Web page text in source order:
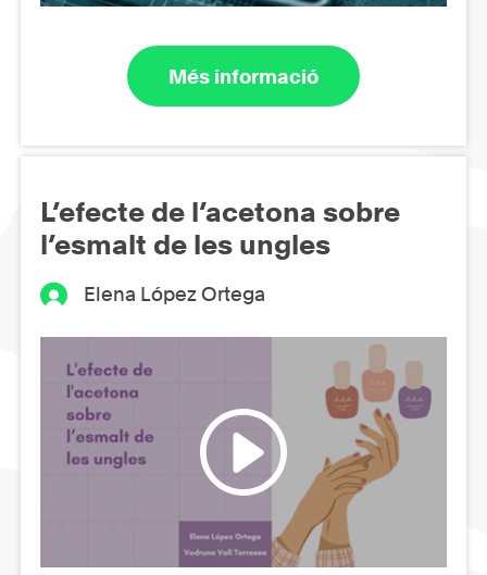
Més informació
L’efecte de l’acetona sobre
l’esmalt de les ungles
Elena López Ortega